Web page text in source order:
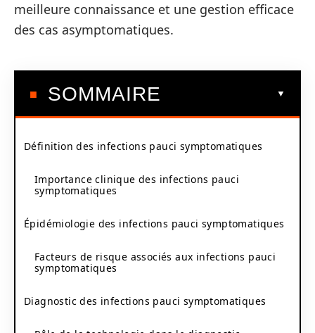
meilleure connaissance et une gestion efficace
des cas asymptomatiques.
SOMMAIRE
Définition des infections pauci symptomatiques
Importance clinique des infections pauci
symptomatiques
Épidémiologie des infections pauci symptomatiques
Facteurs de risque associés aux infections pauci
symptomatiques
Diagnostic des infections pauci symptomatiques